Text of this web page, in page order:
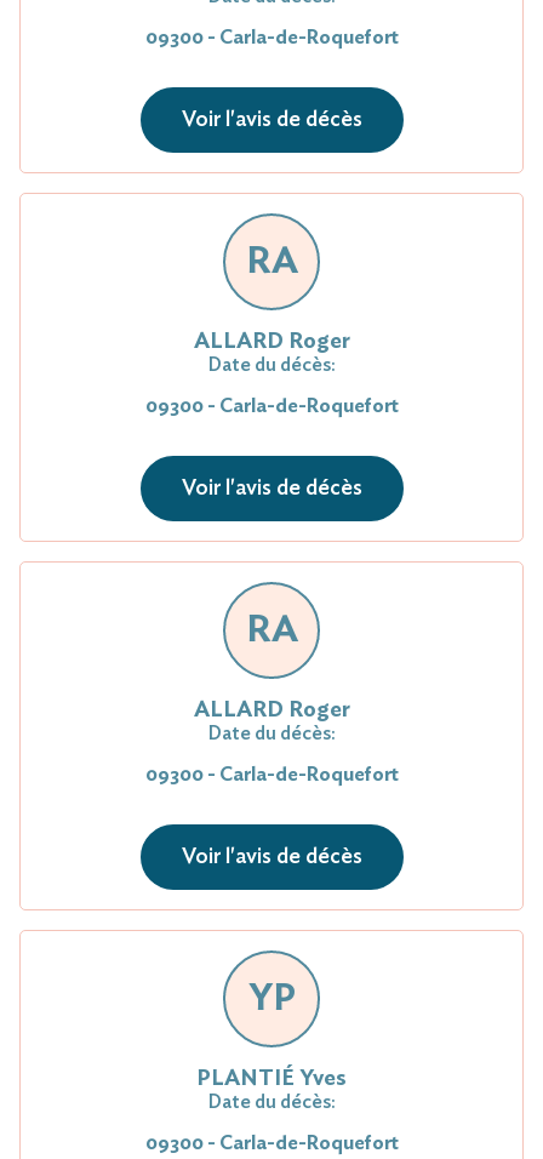
09300 - Carla-de-Roquefort
Voir l'avis de décès
RA
ALLARD Roger
Date du décès:
09300 - Carla-de-Roquefort
Voir l'avis de décès
RA
ALLARD Roger
Date du décès:
09300 - Carla-de-Roquefort
Voir l'avis de décès
YP
PLANTIÉ Yves
Date du décès:
09300 - Carla-de-Roquefort